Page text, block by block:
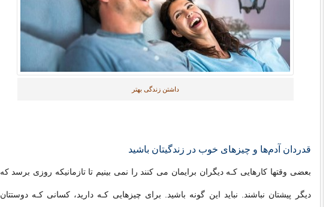
داشتن زندگی بهتر
قدردان آدم‌ها و چیزهای خوب در زندگیتان باشید
بعضی وقتها کارهایی کـه دیگران برایمان می کنند را نمی بینیم تا تازمانیکه روزی برسد که
دیگر پیشتان نباشند. نباید این گونه باشید. برای چیزهایی کـه دارید، کسانی کـه دوستتان